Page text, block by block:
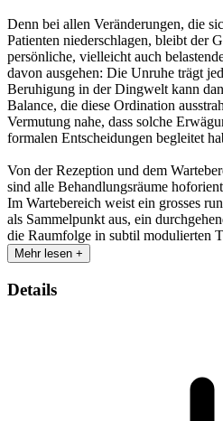
Denn bei allen Veränderungen, die
Patienten niederschlagen, bleibt der
persönliche, vielleicht auch
davon ausgehen: Die Unruhe trägt
Beruhigung in der Dingwelt kann
Balance, die diese Ordination
Vermutung nahe, dass solche
formalen Entscheidungen begleitet
Von der Rezeption und dem
sind alle Behandlungsräume
Im Wartebereich weist ein grosses
als Sammelpunkt aus, ein
die Raumfolge in subtil modulierten
Mehr lesen +
Details